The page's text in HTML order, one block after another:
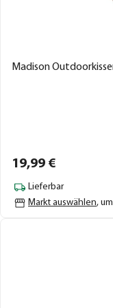
Madison
19,99 €
Lieferbar
Markt auswählen,